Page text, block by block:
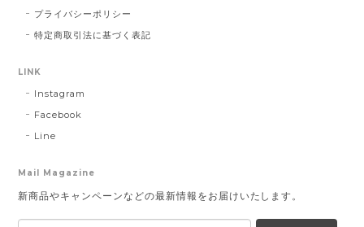
プライバシーポリシー
特定商取引法に基づく表記
LINK
Instagram
Facebook
Line
Mail Magazine
新商品やキャンペーンなどの最新情報をお届けいたします。